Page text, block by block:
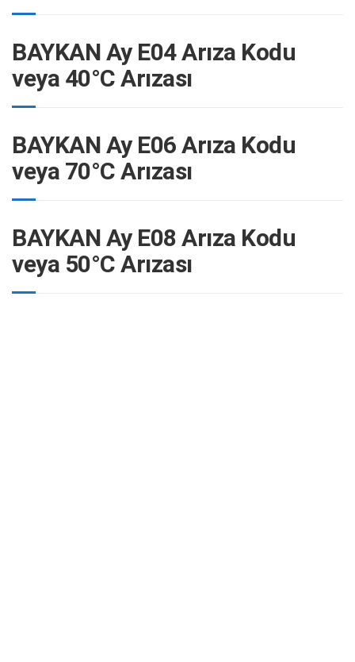
BAYKAN Ay E04 Arıza Kodu
veya 40°C Arızası
BAYKAN Ay E06 Arıza Kodu
veya 70°C Arızası
BAYKAN Ay E08 Arıza Kodu
veya 50°C Arızası